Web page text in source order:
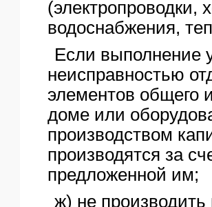
(электропроводки,
водоснабжения,
Если выполнение
неисправностью
элементов общего
доме или
производством
производятся за
предложенной им;
ж) не производить